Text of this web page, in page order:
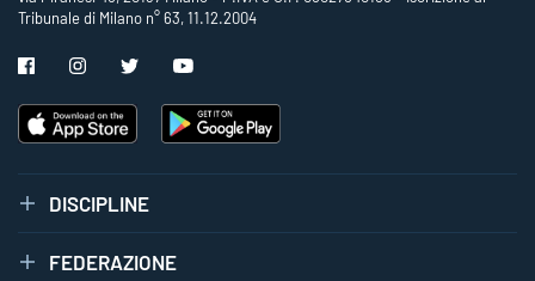
Tribunale di Milano n° 63, 11.12.2004
DISCIPLINE
FEDERAZIONE